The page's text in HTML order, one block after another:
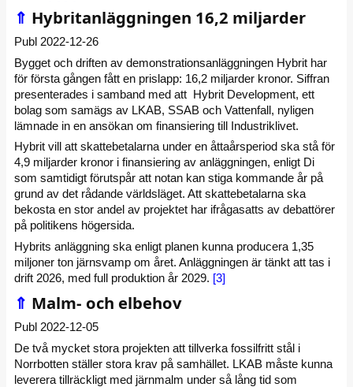
⇑ Hybritanläggningen 16,2 miljarder
Publ 2022-12-26
Bygget och driften av demonstrationsanläggningen Hybrit har
för första gången fått en prislapp: 16,2 miljarder kronor. Siffran
presenterades i samband med att Hybrit Development, ett
bolag som samägs av LKAB, SSAB och Vattenfall, nyligen
lämnade in en ansökan om finansiering till Industriklivet.
Hybrit vill att skattebetalarna under en åttaårsperiod ska stå för
4,9 miljarder kronor i finansiering av anläggningen, enligt Di
som samtidigt förutspår att notan kan stiga kommande år på
grund av det rådande världsläget. Att skattebetalarna ska
bekosta en stor andel av projektet har ifrågasatts av debattörer
på politikens högersida.
Hybrits anläggning ska enligt planen kunna producera 1,35
miljoner ton järnsvamp om året. Anläggningen är tänkt att tas i
drift 2026, med full produktion år 2029. [3]
⇑ Malm- och elbehov
Publ 2022-12-05
De två mycket stora projekten att tillverka fossilfritt stål i
Norrbotten ställer stora krav på samhället. LKAB måste kunna
leverera tillräckligt med järnmalm under så lång tid som